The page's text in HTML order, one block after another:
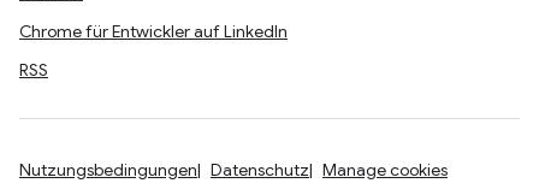
Chrome für Entwickler auf LinkedIn
RSS
Nutzungsbedingungen Datenschutz Manage cookies